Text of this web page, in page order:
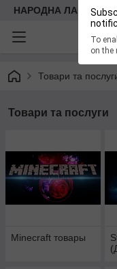
To
on the
НАРОДНА ЛАВКА
Товари та
Товари та послуги
Minecraft товары